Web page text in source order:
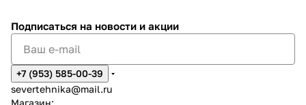
Подписаться на новости и акции
+7 (953) 585-00-39
severtehnika@mail.ru
Магазин: